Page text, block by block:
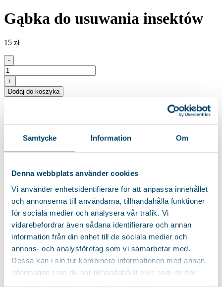
Samtycke Information Om
Denna webbplats använder cookies
Vi använder enhetsidentifierare för att anpassa innehållet
och annonserna till användarna, tillhandahålla funktioner
för sociala medier och analysera vår trafik. Vi
vidarebefordrar även sådana identifierare och annan
information från din enhet till de sociala medier och
annons- och analysföretag som vi samarbetar med.
Dessa kan i sin tur kombinera informationen med annan
information som du har tillhandahållit eller som de har
Gąbka do usuwania insektów
15 zł
-
ilość
Gąbka
do
usuwania
+
Dodaj do koszyka
SKU: